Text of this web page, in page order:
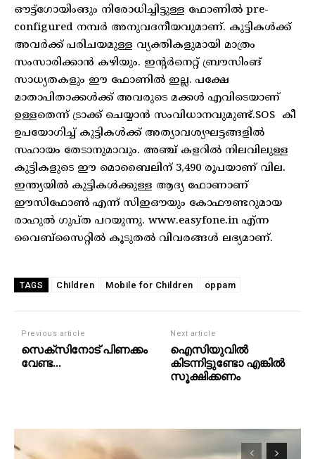
ഔട്ട്ഗോയിംങും നിരോധിച്ചിട്ടുള്ള ഫോണില്‍ pre-
configured നമ്പര്‍ അനുവദനീയവുമാണ്. കുട്ടികള്‍ക്ക്
അവര്‍ക്ക് പരിചയമുള്ള വ്യക്തികളുമായി മാത്രം
സംസാരിക്കാന്‍ കഴിയും. ഇന്റര്‍നെറ്റ് ബ്രൗസിംങ്
സാധ്യതകളും ഈ ഫോണില്‍ ഇല്ല. പക്ഷേ
മാതാപിതാക്കള്‍ക്ക് അവരുടെ മക്കള്‍ എവിടെയാണ്
ഉള്ളതെന്ന് ട്രാക്ക് ചെയ്യാന്‍ സംവിധാനവുമുണ്ട്.SOS കീ
ഉപയോഗിച്ച് കുട്ടികള്‍ക്ക് അത്യാവശ്യഘട്ടങ്ങളില്‍
സഹായം തേടാനുമാവും. അഞ്ച് കളറില്‍ നിലവിലുള്ള
കുട്ടികളുടെ ഈ മൊബൈലിന് 3,490 രൂപയാണ് വില.
ഇന്ത്യയില്‍ കുട്ടികള്‍ക്കുള്ള ആദ്യ ഫോണാണ്
ഈസിഫോണ്‍ എന്ന് സിഇഔയും കോഫൗണ്ടറുമായ
രാഹുല്‍ ഗുപ്ത പറയുന്നു. www.easyfone.in എ്ന്ന
വൈബ്‌സൈറ്റില്‍ കൂടുതല്‍ വിവരങ്ങള്‍ ലഭ്യമാണ്.
TAGS Children Mobile for Children oppam
Previous article
സെക്‌സിനോട് പിണക്കം
വേണ്ട…
Next article
ഐസിയുവില്‍
കിടന്നിട്ടുണ്ടോ എങ്കില്‍
സൂക്ഷിക്കണം